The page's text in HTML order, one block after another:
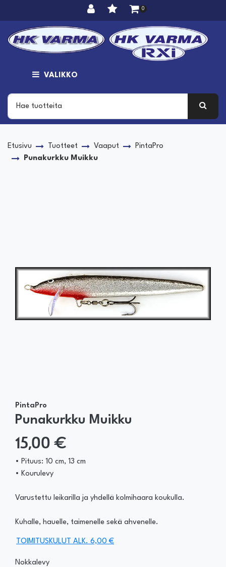
0
VALIKKO
Etusivu Tuotteet Vaaput
PintaPro
Punakurkku Muikku
PintaPro
Punakurkku Muikku
15,00 €
• Pituus: 10 cm, 13 cm
• Kourulevy
Varustettu leikarilla ja yhdellä kolmihaara koukulla.
Kuhalle, hauelle, taimenelle sekä ahvenelle.
TOIMITUSKULUT ALK. 6,00 €
Nokkalevy